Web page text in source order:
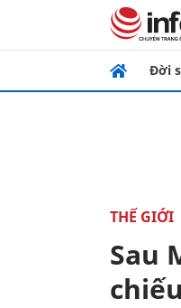
Đời
THẾ GIỚI
Sau